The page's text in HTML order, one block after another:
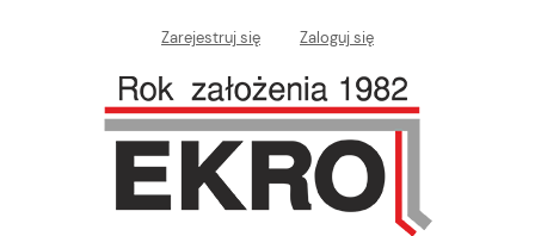
Zarejestruj się Zaloguj się